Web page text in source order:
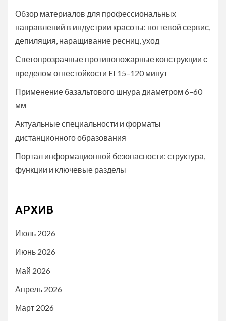
Обзор материалов для профессиональных
направлений в индустрии красоты: ногтевой сервис,
депиляция, наращивание ресниц, уход
Светопрозрачные противопожарные конструкции с
пределом огнестойкости EI 15–120 минут
Применение базальтового шнура диаметром 6–60
мм
Актуальные специальности и форматы
дистанционного образования
Портал информационной безопасности: структура,
функции и ключевые разделы
АРХИВ
Июль 2026
Июнь 2026
Май 2026
Апрель 2026
Март 2026